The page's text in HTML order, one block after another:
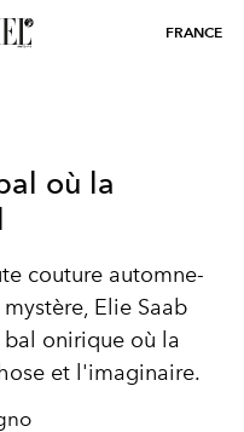
FRANCE
où la
couture automne-
Elie Saab
onirique où la
et l'imaginaire.